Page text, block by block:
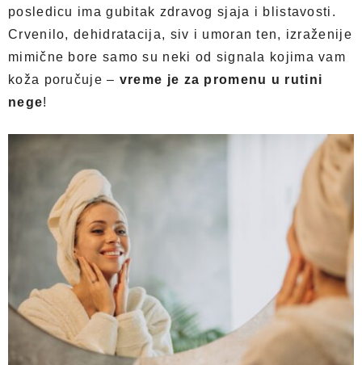
posledicu ima gubitak zdravog sjaja i blistavosti.
Crvenilo, dehidratacija, siv i umoran ten, izraženije
mimične bore samo su neki od signala kojima vam
koža poručuje – vreme je za promenu u rutini
nege!